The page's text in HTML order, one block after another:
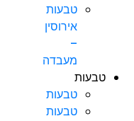
טבעות
אירוסין
–
מעבדה
טבעות
טבעות
טבעות